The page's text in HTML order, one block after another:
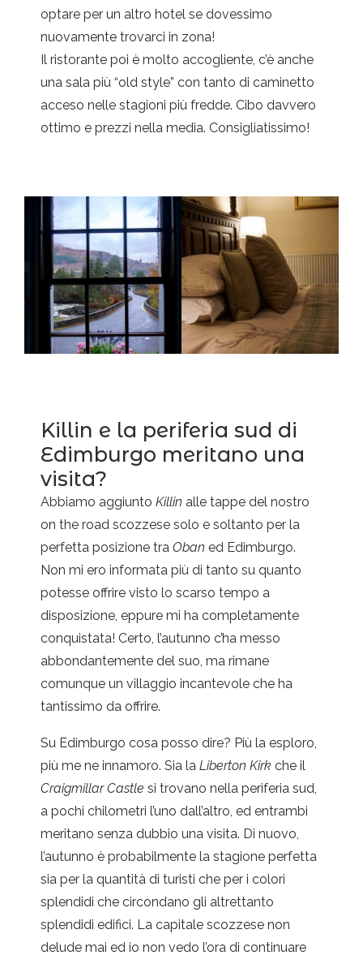
optare per un altro hotel se dovessimo
nuovamente trovarci in zona!
Il ristorante poi è molto accogliente, c’è anche
una sala più “old style” con tanto di caminetto
acceso nelle stagioni più fredde. Cibo davvero
ottimo e prezzi nella media. Consigliatissimo!
Killin e la periferia sud di
Edimburgo meritano una
visita?
Abbiamo aggiunto Killin alle tappe del nostro
on the road scozzese solo e soltanto per la
perfetta posizione tra Oban ed Edimburgo.
Non mi ero informata più di tanto su quanto
potesse offrire visto lo scarso tempo a
disposizione, eppure mi ha completamente
conquistata! Certo, l’autunno c’ha messo
abbondantemente del suo, ma rimane
comunque un villaggio incantevole che ha
tantissimo da offrire.
Su Edimburgo cosa posso dire? Più la esploro,
più me ne innamoro. Sia la Liberton Kirk che il
Craigmillar Castle si trovano nella periferia sud,
a pochi chilometri l’uno dall’altro, ed entrambi
meritano senza dubbio una visita. Di nuovo,
l’autunno è probabilmente la stagione perfetta
sia per la quantità di turisti che per i colori
splendidi che circondano gli altrettanto
splendidi edifici. La capitale scozzese non
delude mai ed io non vedo l’ora di continuare